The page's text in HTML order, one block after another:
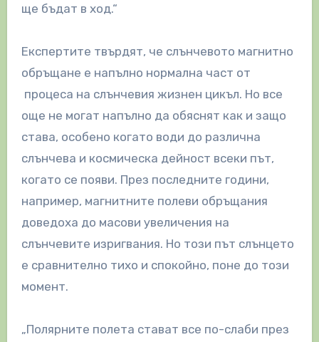
ще бъдат в ход.“
Експертите твърдят, че слънчевото магнитно
обръщане е напълно нормална част от
процеса на слънчевия жизнен цикъл. Но все
още не могат напълно да обяснят как и защо
става, особено когато води до различна
слънчева и космическа дейност всеки път,
когато се появи. През последните години,
например, магнитните полеви обръщания
доведоха до масови увеличения на
слънчевите изригвания. Но този път слънцето
е сравнително тихо и спокойно, поне до този
момент.
„Полярните полета стават все по-слаби през